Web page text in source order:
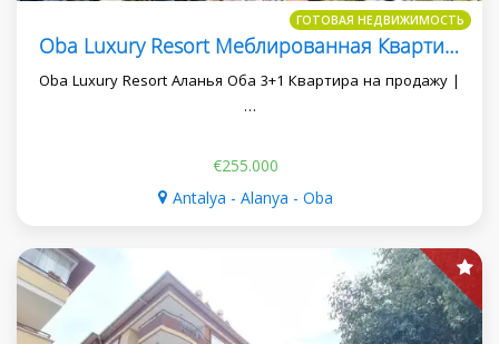
ГОТОВАЯ НЕДВИЖИМОСТЬ
Oba Luxury Resort Меблированная Квартира 3+1 Подходит Для Гражданства
Oba Luxury Resort Аланья Оба 3+1 Квартира на продажу |
…
€255.000
Antalya - Alanya - Oba